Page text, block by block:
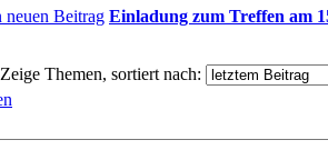
Einladung zum Treffen am
Zeige Themen, sortiert nach: